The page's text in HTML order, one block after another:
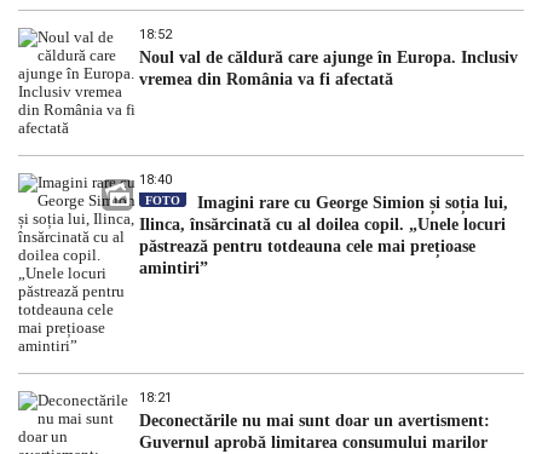
18:52
Noul val de căldură care ajunge în Europa. Inclusiv
vremea din România va fi afectată
18:40
FOTO
Imagini rare cu George Simion și soția lui,
Ilinca, însărcinată cu al doilea copil. „Unele locuri
păstrează pentru totdeauna cele mai prețioase
amintiri”
18:21
Deconectările nu mai sunt doar un avertisment:
Guvernul aprobă limitarea consumului marilor